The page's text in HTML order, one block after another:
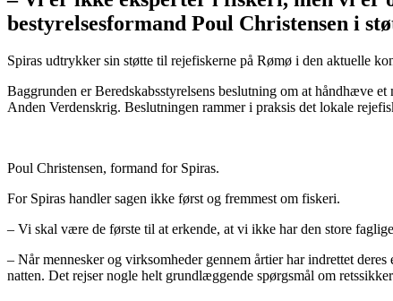
bestyrelsesformand Poul Christensen i
Spiras udtrykker sin støtte til rejefiskerne på Rømø i den aktuelle
Baggrunden er Beredskabsstyrelsens beslutning om at håndhæve
Anden Verdenskrig. Beslutningen rammer i praksis det lokale
Poul Christensen, formand for Spiras.
For Spiras handler sagen ikke først og fremmest om fiskeri.
– Vi skal være de første til at erkende, at vi ikke har den store
– Når mennesker og virksomheder gennem årtier har indrettet
natten. Det rejser nogle helt grundlæggende spørgsmål om